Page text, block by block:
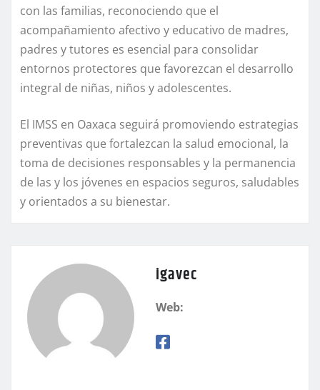
con las familias, reconociendo que el
acompañamiento afectivo y educativo de madres,
padres y tutores es esencial para consolidar
entornos protectores que favorezcan el desarrollo
integral de niñas, niños y adolescentes.
El IMSS en Oaxaca seguirá promoviendo estrategias
preventivas que fortalezcan la salud emocional, la
toma de decisiones responsables y la permanencia
de las y los jóvenes en espacios seguros, saludables
y orientados a su bienestar.
igavec
Web: